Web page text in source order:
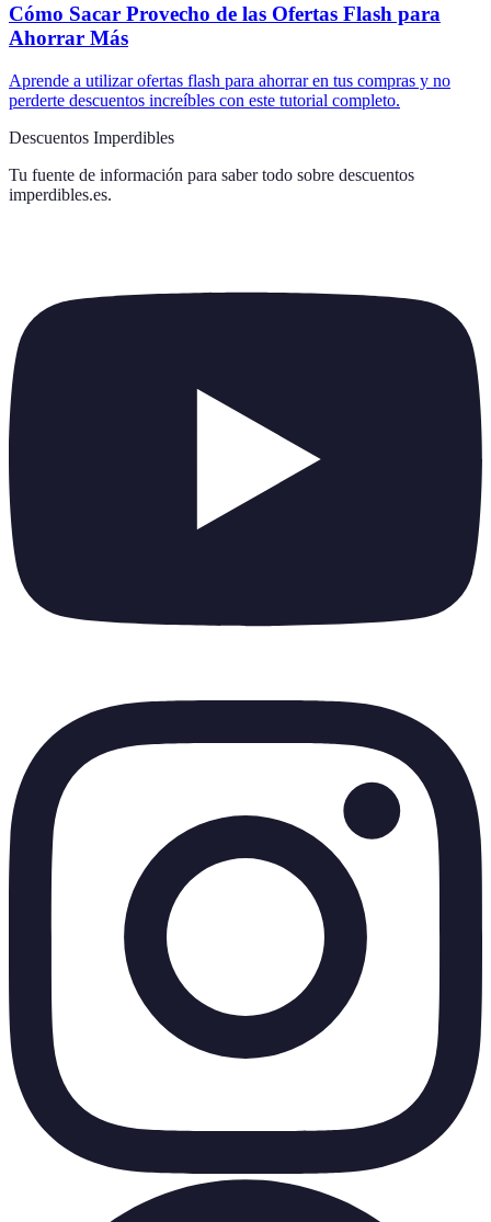
Cómo Sacar Provecho de las Ofertas Flash para
Ahorrar Más
Aprende a utilizar ofertas flash para ahorrar en tus compras y no
perderte descuentos increíbles con este tutorial completo.
Descuentos Imperdibles
Tu fuente de información para saber todo sobre descuentos
imperdibles.es.